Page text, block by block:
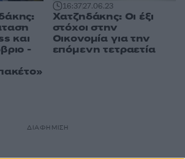
και
-
16:3727.06.23
Χατζηδάκης: Οι έξι
στόχοι στην
Οικονομία για την
επόμενη τετραετία
ΔΙΑΦΗΜΙΣΗ